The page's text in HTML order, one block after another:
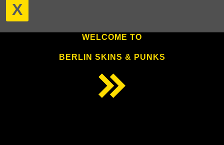
X
WELCOME TO
BERLIN SKINS & PUNKS